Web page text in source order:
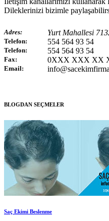
Dileklerinizi bizimle
Adres: Yurt Mahallesi
Telefon: 554 564 93 54
Telefon: 554 564 93 54
Fax: 0XXX XXX XX
Email:
BLOGDAN SEÇMELER
Saç Ekimi Beslenme